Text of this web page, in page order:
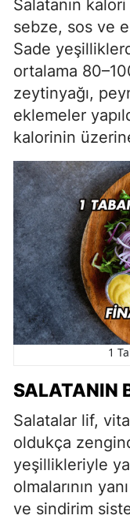
Salatanın
sebze, sos ve
Sade
ortalama
zeytinyağı,
eklemeler
kalorinin
1
SALATANIN
Salatalar lif,
oldukça
yeşillikleriyle
olmalarının
ve sindirim